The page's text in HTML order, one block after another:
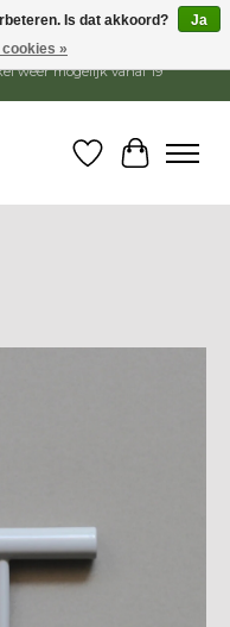
blijft open. Bestellingen
weer mogelijk vanaf 19
Verlanglijst
Is dat akkoord?
Ja
»